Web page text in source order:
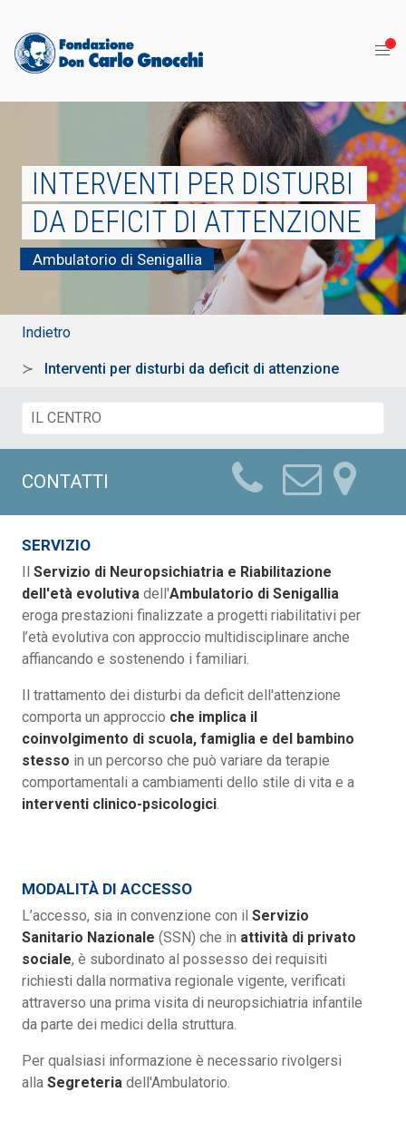
INTERVENTI PER DISTURBI
DA DEFICIT DI ATTENZIONE
Ambulatorio di Senigallia
Indietro
Interventi per disturbi da deficit di attenzione
CONTATTI
SERVIZIO
Il Servizio di Neuropsichiatria e Riabilitazione
dell'età evolutiva dell'Ambulatorio di Senigallia
eroga prestazioni finalizzate a progetti riabilitativi per
l’età evolutiva con approccio multidisciplinare anche
affiancando e sostenendo i familiari.
Il trattamento dei disturbi da deficit dell'attenzione
comporta un approccio che implica il
coinvolgimento di scuola, famiglia e del bambino
stesso in un percorso che può variare da terapie
comportamentali a cambiamenti dello stile di vita e a
interventi clinico-psicologici
MODALITÀ DI ACCESSO
L’accesso, sia in convenzione con il Servizio
Sanitario Nazionale (SSN) che in attività di privato
sociale, è subordinato al possesso dei requisiti
richiesti dalla normativa regionale vigente, verificati
attraverso una prima visita di neuropsichiatria infantile
da parte dei medici della struttura.
Per qualsiasi informazione è necessario rivolgersi
alla Segreteria dell'Ambulatorio.